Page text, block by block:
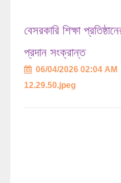
বেসরকারি শিক্ষা
প্রদান সংক্রান্ত
06/04/2026 02:04
12.29.50.jpeg